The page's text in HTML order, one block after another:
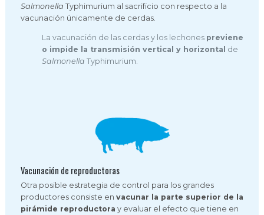
Salmonella Typhimurium al sacrificio con respecto a la
vacunación únicamente de cerdas.
La vacunación de las cerdas y los lechones previene
o impide la transmisión vertical y horizontal de
Salmonella Typhimurium.
Vacunación de reproductoras
Otra posible estrategia de control para los grandes
productores consiste en vacunar la parte superior de la
pirámide reproductora y evaluar el efecto que tiene en